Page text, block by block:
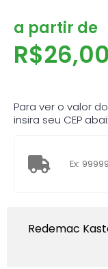
a partir de
R$26,00
Para ver o valor
insira seu CEP
Redemac